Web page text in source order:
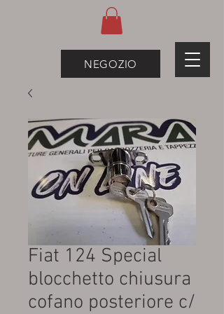
NEGOZIO
Fiat 124 Special
blocchetto chiusura
cofano posteriore c/